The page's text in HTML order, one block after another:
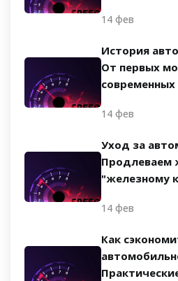
14 фев
История
От первых
14 фев
Уход за
Продлеваем
"железному
14 фев
Как